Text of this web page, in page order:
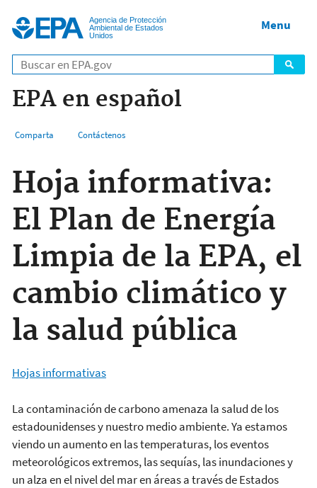
Agencia de Protección
Ambiental de Estados
Unidos
Menu
EPA en español
Comparta Contáctenos
Hoja informativa:
El Plan de Energía
Limpia de la EPA, el
cambio climático y
la salud pública
Hojas informativas
La contaminación de carbono amenaza la salud de los
estadounidenses y nuestro medio ambiente. Ya estamos
viendo un aumento en las temperaturas, los eventos
meteorológicos extremos, las sequías, las inundaciones y
un alza en el nivel del mar en áreas a través de Estados